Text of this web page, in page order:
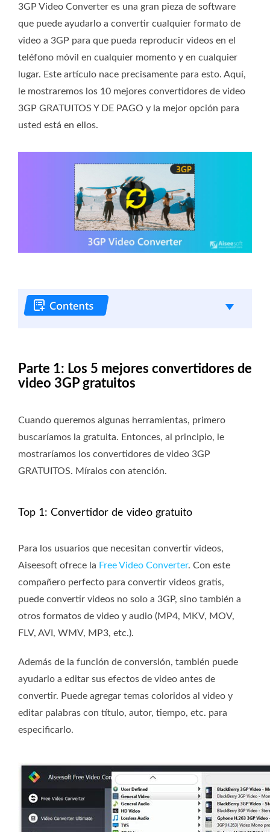
3GP Video Converter es una gran pieza de software
que puede ayudarlo a convertir cualquier formato de
video a 3GP para que pueda reproducir videos en el
teléfono móvil en cualquier momento y en cualquier
lugar. Este artículo nace precisamente para esto. Aquí,
le mostraremos los 10 mejores convertidores de video
3GP GRATUITOS Y DE PAGO y la mejor opción para
usted está en ellos.
Parte 1: Los 5 mejores convertidores de
video 3GP gratuitos
Cuando queremos algunas herramientas, primero
buscaríamos la gratuita. Entonces, al principio, le
mostraríamos los convertidores de video 3GP
GRATUITOS. Míralos con atención.
Top 1: Convertidor de video gratuito
Para los usuarios que necesitan convertir videos,
Aiseesoft ofrece la Free Video Converter. Con este
compañero perfecto para convertir videos gratis,
puede convertir videos no solo a 3GP, sino también a
otros formatos de video y audio (MP4, MKV, MOV,
FLV, AVI, WMV, MP3, etc.).
Además de la función de conversión, también puede
ayudarlo a editar sus efectos de video antes de
convertir. Puede agregar temas coloridos al video y
editar palabras con título, autor, tiempo, etc. para
especificarlo.